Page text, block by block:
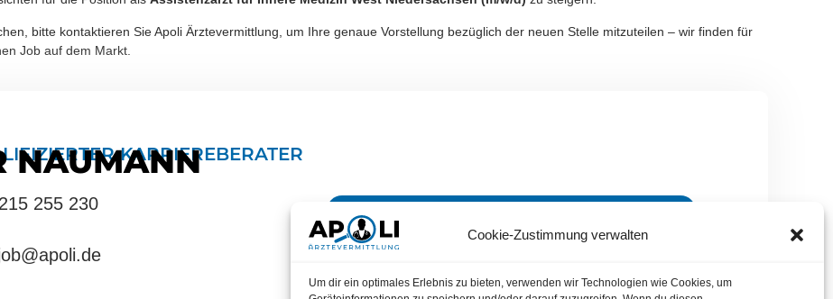
Cookie-Zustimmung verwalten
Um dir ein optimales Erlebnis zu bieten, verwenden wir Technologien wie Cookies, um
bitte kontaktieren Sie Apoli Ärztevermittlung, um Ihre genaue Vorstellung bezüglich der neuen Stelle mitzuteilen – wir finden für
Job auf dem Markt.
KARRIEREBERATER
NAUMANN
255 230
BERATUNGSTERMIN VEREINBAREN